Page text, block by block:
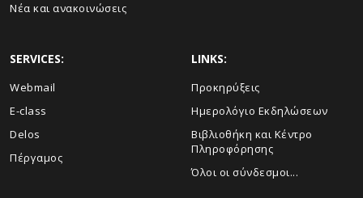
Νέα και ανακοινώσεις
SERVICES:
Webmail
E-class
Delos
Πέργαμος
LINKS:
Προκηρύξεις
Ημερολόγιο Εκδηλώσεων
Βιβλιοθήκη και Κέντρο
Πληροφόρησης
Όλοι οι σύνδεσμοι...